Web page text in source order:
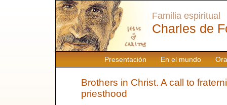
Presentación En el mundo
Familia espiritual
Charles de
Brothers in Christ. A call to
priesthood